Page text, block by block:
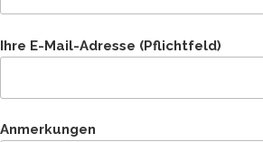
Ihre E-Mail-Adresse (Pflichtfeld)
Anmerkungen